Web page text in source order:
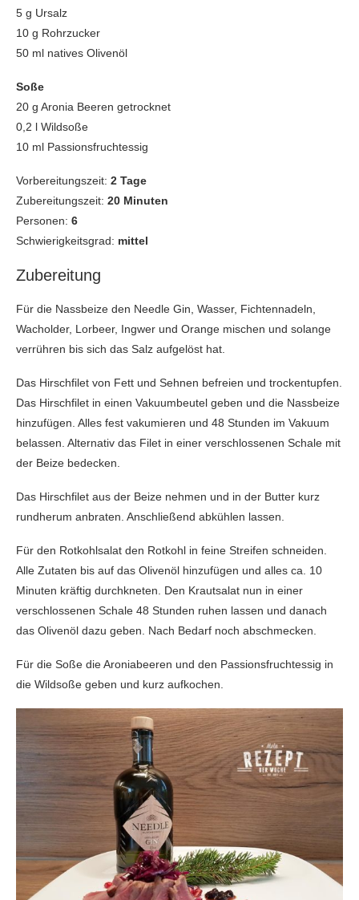
5 g Ursalz
10 g Rohrzucker
50 ml natives Olivenöl
Soße
20 g Aronia Beeren getrocknet
0,2 l Wildsoße
10 ml Passionsfruchtessig
Vorbereitungszeit: 2 Tage
Zubereitungszeit: 20 Minuten
Personen: 6
Schwierigkeitsgrad: mittel
Zubereitung
Für die Nassbeize den Needle Gin, Wasser, Fichtennadeln,
Wacholder, Lorbeer, Ingwer und Orange mischen und solange
verrühren bis sich das Salz aufgelöst hat.
Das Hirschfilet von Fett und Sehnen befreien und trockentupfen.
Das Hirschfilet in einen Vakuumbeutel geben und die Nassbeize
hinzufügen. Alles fest vakumieren und 48 Stunden im Vakuum
belassen. Alternativ das Filet in einer verschlossenen Schale mit
der Beize bedecken.
Das Hirschfilet aus der Beize nehmen und in der Butter kurz
rundherum anbraten. Anschließend abkühlen lassen.
Für den Rotkohlsalat den Rotkohl in feine Streifen schneiden.
Alle Zutaten bis auf das Olivenöl hinzufügen und alles ca. 10
Minuten kräftig durchkneten. Den Krautsalat nun in einer
verschlossenen Schale 48 Stunden ruhen lassen und danach
das Olivenöl dazu geben. Nach Bedarf noch abschmecken.
Für die Soße die Aroniabeeren und den Passionsfruchtessig in
die Wildsoße geben und kurz aufkochen.